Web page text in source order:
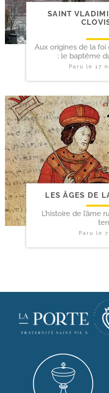
SAINT
Aux origines de la foi
: le baptême
Paru le 17
LES ÂGES DE
L’histoire de l’âme
Paru le